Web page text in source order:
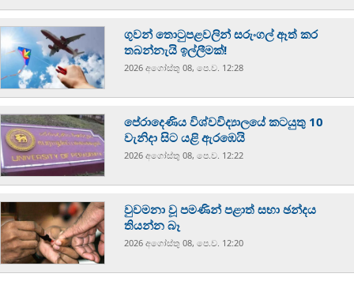
ගුවන් තොටුපළවලින් සරුංගල් ඈත් කර
තබන්නැයි ඉල්ලීමක්!
2026 අගෝස්‍තු 08, පෙ.ව. 12:28
පේරාදෙණිය විශ්වවිද්‍යාලයේ කටයුතු 10
වැනිදා සිට යළි ඇරඹෙයි
2026 අගෝස්‍තු 08, පෙ.ව. 12:22
වුවමනා වූ පමණින් පළාත් සභා ඡන්දය
තියන්න බෑ
2026 අගෝස්‍තු 08, පෙ.ව. 12:20